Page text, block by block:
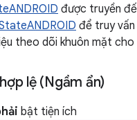
được truyền
để truy vấn
theo dõi khuôn mặt cho
lệ (Ngầm ẩn)
bật tiện ích